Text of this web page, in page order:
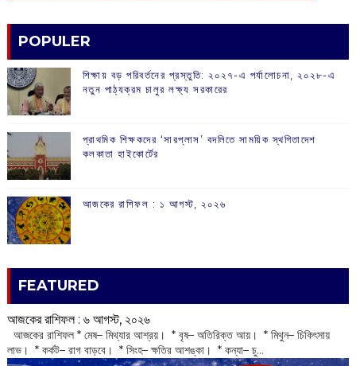
POPULER
শিক্ষায় বড় পরিবর্তনের প্রস্তুতি: ২০২৭-এ পর্যালোচনা, ২০২৮-এ
নতুন পাঠ্যক্রম চালুর লক্ষ্য সরকারের
প্রাথমিক শিক্ষকদের ‘সারপ্লাস’ বদলিতে সাময়িক স্থগিতাদেশ
কলকাতা হাইকোর্টের
আজকের রাশিফল :‌ ‌‌১ আগস্ট, ২০২৬
FEATURED
আজকের রাশিফল :‌ ‌‌৬ আগস্ট, ২০২৬
‌ আজকের রাশিফল * মেষ– মিথ্যার আশ্রয়। * বৃষ– অতিরিক্ত আয়। * মিথুন– চিকিৎসায়
লাভ। * কর্কট– রাগ বাড়বে। * সিংহ– ক্ষতির আশঙ্কা। * কন্যা– চু...